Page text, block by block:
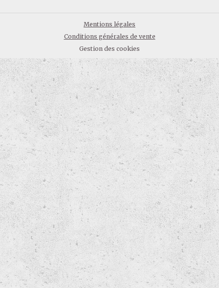
Mentions légales
Conditions générales de vente
Gestion des cookies